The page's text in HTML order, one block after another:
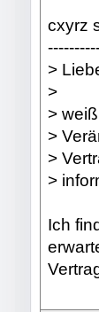
cxyrz
>
>
>
>
>
>
Ich